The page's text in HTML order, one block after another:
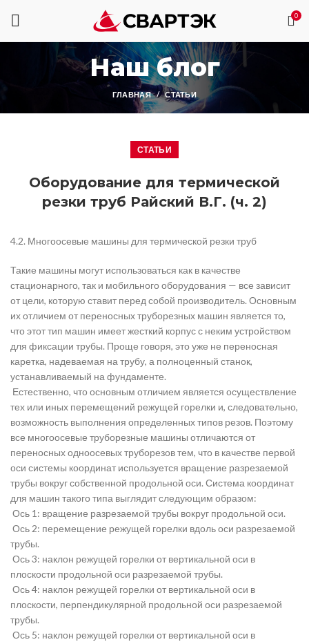
0
Наш блог
ГЛАВНАЯ СТАТЬИ
СТАТЬИ
Оборудование для термической
резки труб Райский В.Г. (ч. 2)
4.2. Многоосевые машины для термической резки труб
Такие машины могут использоваться как в качестве
стационарного, так и мобильного оборудования — все зависит
от цели, которую ставит перед собой производитель. Основным
их отличием от переносных труборезных машин является то,
что этот тип машин имеет жесткий корпус с неким устройством
для фиксации трубы. Проще говоря, это уже не переносная
каретка, надеваемая на трубу, а полноценный станок,
устанавливаемый на фундаменте.
Естественно, что основным отличием является осуществление
тех или иных перемещений режущей горелки и, следовательно,
возможность выполнения определенных типов резов. Поэтому
все многоосевые труборезные машины отличаются от
переносных одноосевых труборезов тем, что в качестве первой
оси системы координат используется вращение разрезаемой
трубы вокруг собственной продольной оси. Система координат
для машин такого типа выглядит следующим образом:
Ось 1: вращение разрезаемой трубы вокруг продольной оси.
Ось 2: перемещение режущей горелки вдоль оси разрезаемой
трубы.
Ось 3: наклон режущей горелки от вертикальной оси в
плоскости продольной оси разрезаемой трубы.
Ось 4: наклон режущей горелки от вертикальной оси в
плоскости, перпендикулярной продольной оси разрезаемой
трубы.
Ось 5: наклон режущей горелки от вертикальной оси в